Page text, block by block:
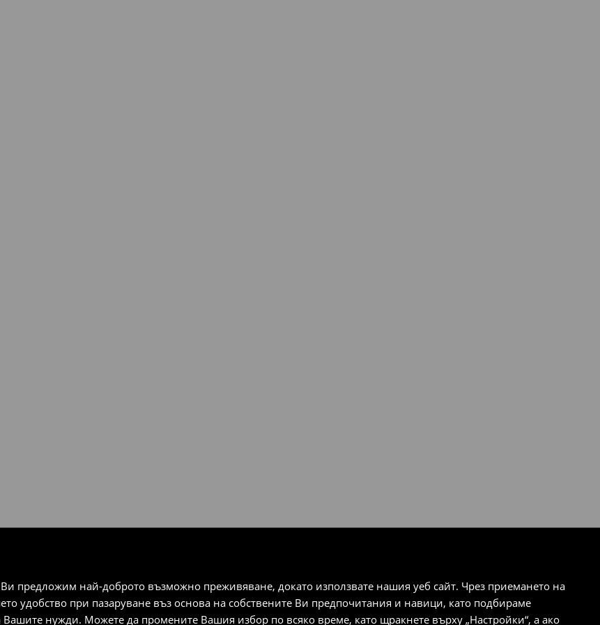
предложим най-доброто възможно преживяване, докато използвате нашия уеб сайт. Чрез приемането на
удобство при пазаруване въз основа на собствените Ви предпочитания и навици, като подбираме
Вашите нужди. Можете да промените Вашия избор по всяко време, като щракнете върху „Настройки“, а ако